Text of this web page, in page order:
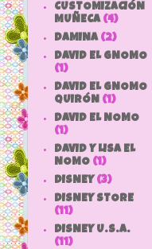
CUSTOMIZACIÓN
MUÑECA (4)
DAMINA (2)
DAVID EL GNOMO
(1)
DAVID EL GNOMO
QUIRÓN (1)
DAVID EL NOMO
(1)
DAVID Y LISA EL
NOMO (1)
DISNEY (3)
DISNEY STORE
(11)
DISNEY U.S.A.
(11)